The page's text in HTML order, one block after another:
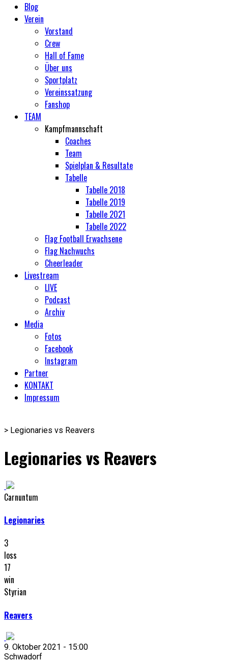
Blog
Verein
Vorstand
Crew
Hall of Fame
Über uns
Sportplatz
Vereinssatzung
Fanshop
TEAM
Kampfmannschaft
Coaches
Team
Spielplan & Resultate
Tabelle
Tabelle 2018
Tabelle 2019
Tabelle 2021
Tabelle 2022
Flag Football Erwachsene
Flag Nachwuchs
Cheerleader
Livestream
LIVE
Podcast
Archiv
Media
Fotos
Facebook
Instagram
Partner
KONTAKT
Impressum
> Legionaries vs Reavers
Legionaries vs Reavers
Carnuntum
Legionaries
3
loss
17
win
Styrian
Reavers
9. Oktober 2021 - 15:00
Schwadorf